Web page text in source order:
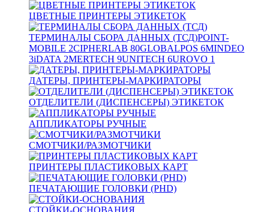
ЦВЕТНЫЕ ПРИНТЕРЫ ЭТИКЕТОК
ТЕРМИНАЛЫ СБОРА ДАННЫХ (ТСД)POINT-
MOBILE 2CIPHERLAB 80GLOBALPOS 6MINDEO
3iDATA 2MERTECH 9UNITECH 6UROVO 1
ДАТЕРЫ, ПРИНТЕРЫ-МАРКИРАТОРЫ
ОТДЕЛИТЕЛИ (ДИСПЕНСЕРЫ) ЭТИКЕТОК
АППЛИКАТОРЫ РУЧНЫЕ
СМОТЧИКИ/РАЗМОТЧИКИ
ПРИНТЕРЫ ПЛАСТИКОВЫХ КАРТ
ПЕЧАТАЮЩИЕ ГОЛОВКИ (PHD)
СТОЙКИ-ОСНОВАНИЯ